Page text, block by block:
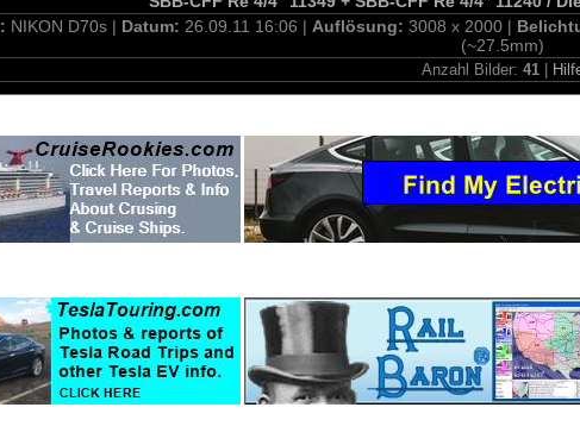
NIKON D70s | Datum: 26.09.11 16:06 | Auflösung: 3008 x 2000 |
(~27.5mm)
Anzahl Bilder: 41